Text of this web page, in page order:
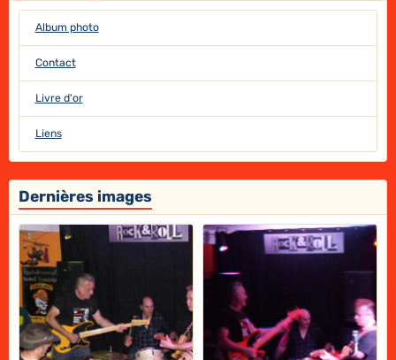
Album photo
Contact
Livre d'or
Liens
Dernières images